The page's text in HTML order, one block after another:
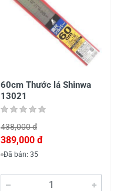
60cm Thước lá Shinwa
13021
438,000 đ
389,000 đ
Đã bán: 35